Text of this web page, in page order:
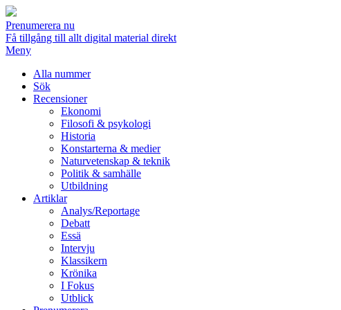
Prenumerera nu
Få tillgång till allt digital material direkt
Meny
Alla nummer
Sök
Recensioner
Ekonomi
Filosofi & psykologi
Historia
Konstarterna & medier
Naturvetenskap & teknik
Politik & samhälle
Utbildning
Artiklar
Analys/Reportage
Debatt
Essä
Intervju
Klassikern
Krönika
I Fokus
Utblick